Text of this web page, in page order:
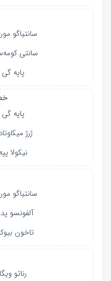
سانتیاگو
سانتی
پاپه گی
پاپه گی
ژرژ
نیکولا پپه
سانتیاگو
آلفونسو
تاخون
رناتو ویگا